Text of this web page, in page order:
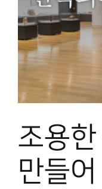
원문보기 PDF
박물관 홈페이지
조용
만들